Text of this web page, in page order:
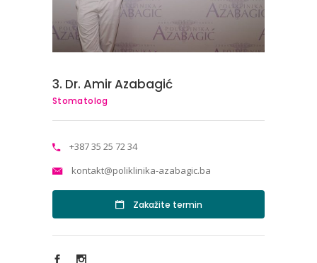
3. Dr. Amir Azabagić
Stomatolog
+387 35 25 72 34
kontakt@poliklinika-azabagic.ba
Zakažite termin